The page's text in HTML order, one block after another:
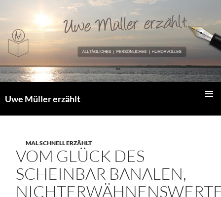
Inhalt
springen
Uwe Müller erzählt
MENÜ
MAL SCHNELL ERZÄHLT
VOM GLÜCK DES
SCHEINBAR BANALEN,